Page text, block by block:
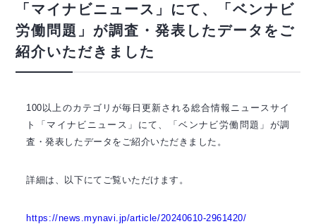
「マイナビニュース」にて、「ベンナビ
労働問題」が調査・発表したデータをご
紹介いただきました
100以上のカテゴリが毎日更新される総合情報ニュースサイ
ト
「マイナビニュース」にて、「ベンナビ労働問題」が調
査・発表したデータをご紹介いただきました。
詳細は、以下にてご覧いただけます。
https://news.mynavi.jp/article/20240610-2961420/